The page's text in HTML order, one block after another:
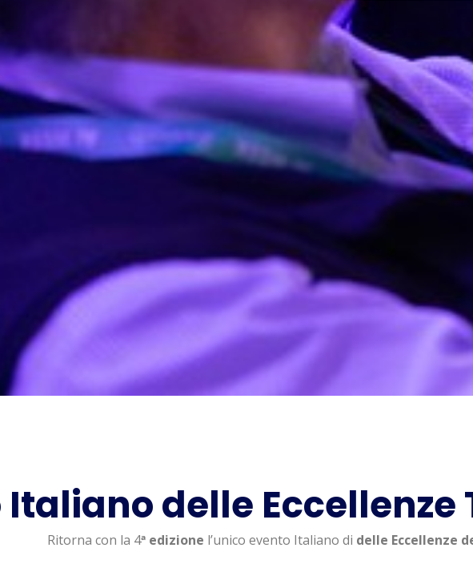
Italiano delle
Ritorna con la 4ª edizione l’unico evento Italiano di delle Eccellenze